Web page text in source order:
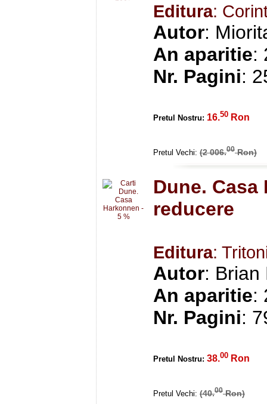
Editura:
Autor:
An aparitie:
Nr. Pagini:
Pretul Nostru: 16.50 Ron
Pretul Vechi: (2 006.00Ron)
Dune. Casa
reducere
Editura:
Autor: Brian
An aparitie:
Nr. Pagini:
Pretul Nostru: 38.00 Ron
Pretul Vechi: (40.00Ron)